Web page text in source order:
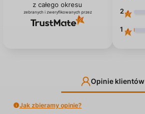
z całego okresu
zebranych i zweryfikowanych przez 2
1
Opinie klientów
Jak zbieramy opinie?